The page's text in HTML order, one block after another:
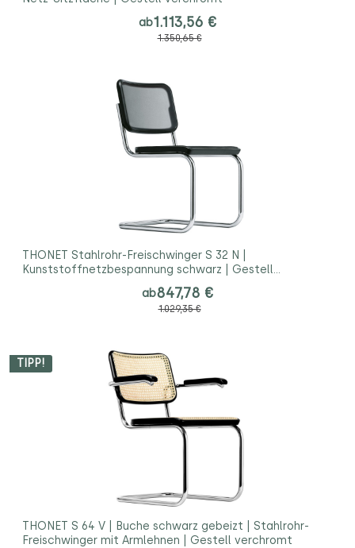
ab1.113,56 €
1.350,65 €
THONET Stahlrohr-Freischwinger S 32 N |
Kunststoffnetzbespannung schwarz | Gestell
ab847,78 €
1.029,35 €
TIPP!
THONET S 64 V | Buche schwarz gebeizt | Stahlrohr-
Freischwinger mit Armlehnen | Gestell verchromt